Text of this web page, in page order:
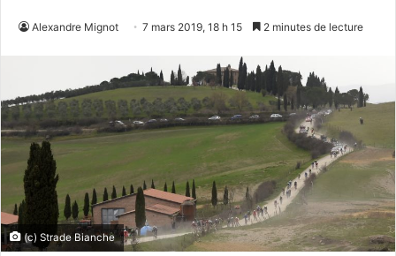
Alexandre Mignot 7 mars 2019, 18 h 15 2 minutes de lecture
(c) Strade Bianche